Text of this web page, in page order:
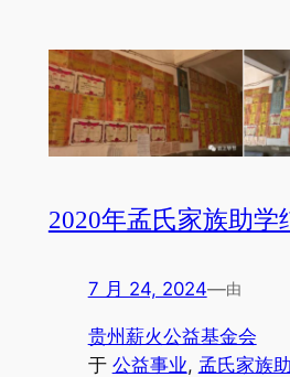
2020年孟氏家族助学
7 月 24, 2024—由
贵州薪火公益基金会
于 公益事业, 孟氏家族